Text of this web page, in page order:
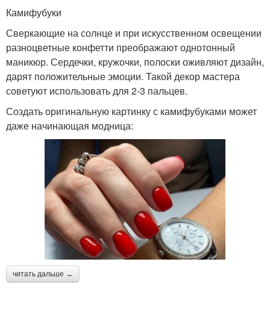
Камифубуки
Сверкающие на солнце и при искусственном освещении
разноцветные конфетти преображают однотонный
маникюр. Сердечки, кружочки, полоски оживляют дизайн,
дарят положительные эмоции. Такой декор мастера
советуют использовать для 2-3 пальцев.
Создать оригинальную картинку с камифубуками может
даже начинающая модница:
читать дальше →